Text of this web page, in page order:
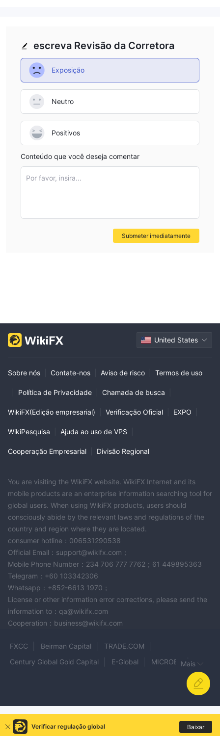
escreva Revisão da Corretora
Exposição
Neutro
Positivos
Conteúdo que você deseja comentar
Por favor, insira...
Submeter imediatamente
United States
Sobre nós Contate-nos Aviso de risco Termos de uso
Política de Privacidade Chamada de busca
WikiFX(Edição empresarial) Verificação Oficial EXPO
WikiPesquisa Ajuda ao uso de VPS
Cooperação Empresarial Divisão Regional
You are visiting the WikiFX website. WikiFX Internet and its
mobile products are an enterprise information searching tool for
global users. When using WikiFX products, users should
consciously abide by the relevant laws and regulations of the
country and region where they are located.
consumer hotline：006531290538
Official Email：support@wikifx.com；
Mobile Phone Number：234 706 777 7762；61 449895363
Telegram：+60 103342306
Whatsapp：+852-6613 1970；
License or other information error corrections, please send the
information to：qa@wikifx.com
Cooperation：business@wikifx.com
FXCC Beirman Capital
TRADE.COM
Century Global Gold Capital
E-Global
MICROEX
UKIEX
IRONBEAM Noble
Affluent Trade
Coin Trade Experts
JOTUL CAPITAL
Mais
Verificar regulação global Baixar